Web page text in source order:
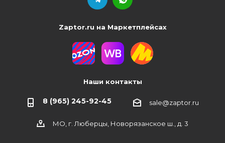
Zaptor.ru на Маркетплейсах
Наши контакты
8 (965) 245-92-45 sale@zaptor.ru
МО, г. Люберцы, Новорязанское ш., д. 3